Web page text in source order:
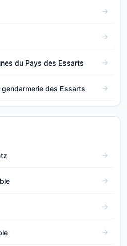
du Pays des Essarts
des Essarts